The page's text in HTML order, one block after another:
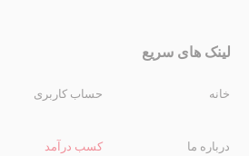
لینک های سریع
خانه
درباره ما
حساب کاربری
کسب درآمد